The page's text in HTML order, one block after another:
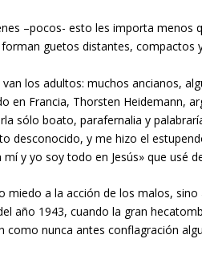
–pocos- esto les importa menos
guetos distantes, compactos
los adultos: muchos ancianos,
en Francia, Thorsten Heidemann,
sólo boato, parafernalia y
desconocido, y me hizo el
y yo soy todo en Jesús» que usé
miedo a la acción de los malos,
año 1943, cuando la gran
como nunca antes conflagración